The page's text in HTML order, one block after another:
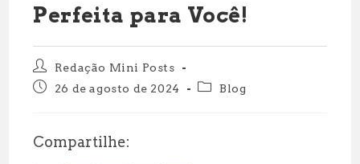
Perfeita para Você!
Autor
do
post:
Redação Mini Posts
Post26 de agosto de 2024
Categoria
Blog
Compartilhe: